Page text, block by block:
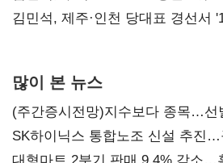
0.86%p(2보)
김민석, 제주·인천 당대표 경선서
많이 본 뉴스
(주간증시전망)지수보다 종목…선
SK하이닉스 통합노조 신설 추진